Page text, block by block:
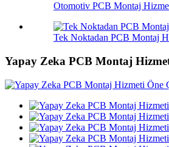
Otomotiv PCB Montaj
Tek Noktadan PCB Montaj
Yapay Zeka PCB Montaj